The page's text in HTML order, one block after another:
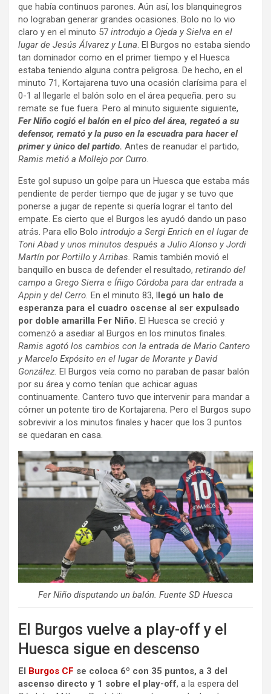
que había continuos parones. Aún así, los blanquinegros
no lograban generar grandes ocasiones. Bolo no lo vio
claro y en el minuto 57 introdujo a Ojeda y Sielva en el
lugar de Jesús Álvarez y Luna . El Burgos no estaba siendo
tan dominador como en el primer tiempo y el Huesca
estaba teniendo alguna contra peligrosa. De hecho, en el
minuto 71, Kortajarena tuvo una ocasión clarísima para el
0-1 al llegarle el balón solo en el área pequeña. pero su
remate se fue fuera. Pero al minuto siguiente siguiente,
Fer Niño cogió el balón en el pico del área, regateó a su
defensor, remató y la puso en la escuadra para hacer el
primer y único del partido. Antes de reanudar el partido,
Ramis metió a Mollejo por Curro
Este gol supuso un golpe para un Huesca que estaba más
pendiente de perder tiempo que de jugar y se tuvo que
ponerse a jugar de repente si quería lograr el tanto del
empate. Es cierto que el Burgos les ayudó dando un paso
atrás. Para ello Bolo introdujo a Sergi Enrich en el lugar de
Toni Abad y unos minutos después a Julio Alonso y Jordi
Martín por Portillo y Arribas. Ramis también movió el
banquillo en busca de defender el resultado, retirando del
campo a Grego Sierra e Íñigo Córdoba para dar entrada a
Appin y del Cerro. En el minuto 83, llegó un halo de
esperanza para el cuadro oscense al ser expulsado
por doble amarilla Fer Niño. El Huesca se creció y
comenzó a asediar al Burgos en los minutos finales.
Ramis agotó los cambios con la entrada de Mario Cantero
y Marcelo Expósito en el lugar de Morante y David
González. El Burgos veía como no paraban de pasar balón
por su área y como tenían que achicar aguas
continuamente. Cantero tuvo que intervenir para mandar a
córner un potente tiro de Kortajarena. Pero el Burgos supo
sobrevivir a los minutos finales y hacer que los 3 puntos
se quedaran en casa.
Fer Niño disputando un balón. Fuente SD Huesca
El Burgos vuelve a play-off y el
Huesca sigue en descenso
El Burgos CF se coloca 6º con 35 puntos, a 3 del
ascenso directo y 1 sobre el play-off, a la espera del